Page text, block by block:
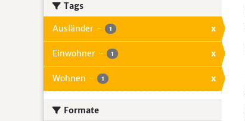
Tags
Ausländer - 1 x
Einwohner - 1 x
Wohnen - 1 x
Formate